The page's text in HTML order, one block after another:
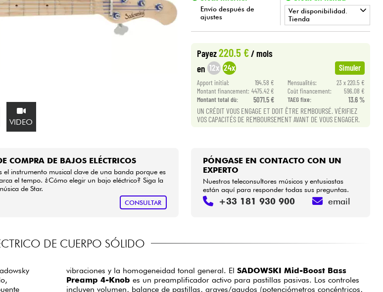
Ver nuestras marcas
VIDEO
Envío después de
ajustes
Ver disponibilidad.
Tienda
Payez220.5 €/ mois
en 12x 24x Simuler
Apport initial: 194.58 € Mensualités:
23 x 220.5 €
Montant financement: 4475.42 € Coût financement:
596.08 €
Montant total dù:
5071.5 € TAEG fixe: 13.6 %
UN CRÉDIT VOUS ENGAGE ET DOIT ÊTRE REMBOURSÉ. VÉRIFIEZ
VOS CAPACITÉS DE REMBOURSEMENT AVANT DE VOUS ENGAGER.
COMPRA DE BAJOS ELÉCTRICOS
el instrumento musical clave de una banda porque es
el tempo. ¿Cómo elegir un bajo eléctrico? Siga la
de Star.
CONSULTAR
PÓNGASE EN CONTACTO CON UN
EXPERTO
Nuestros teleconsultores músicos y entusiastas
están aquí para responder todas sus preguntas.
+33 181 930 900 email
DE CUERPO SÓLIDO
vibraciones y la homogeneidad tonal general. ElSADOWSKI Mid-Boost Bass
Preamp 4-Knob es un preamplificador activo para pastillas pasivas. Los controles
incluyen volumen, balance de pastillas, graves/agudos (potenciómetros concéntricos,